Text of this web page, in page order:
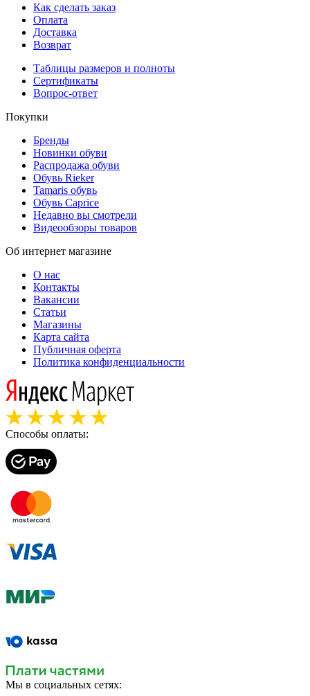
Как сделать заказ
Оплата
Доставка
Возврат
Таблицы размеров и полноты
Сертификаты
Вопрос-ответ
Покупки
Бренды
Новинки обуви
Распродажа обуви
Обувь Rieker
Tamaris обувь
Обувь Caprice
Недавно вы смотрели
Видеообзоры товаров
Об интернет магазине
О нас
Контакты
Вакансии
Статьи
Магазины
Карта сайта
Публичная оферта
Политика конфиденциальности
Способы оплаты:
Мы в социальных сетях: